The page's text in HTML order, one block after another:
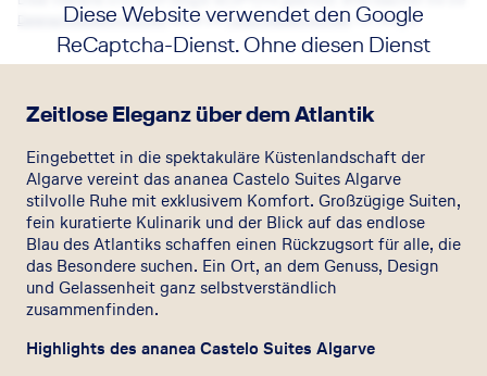
Diese Website verwendet den Google
ReCaptcha-Dienst. Ohne diesen Dienst
Sie auf die Schaltfläche klicken, erklären
Sie sich mit der Nutzung des Dienstes
einverstanden.
Akzeptieren
Datenschutzbestimmungensowie dieNutzungsbedingungen von Google.
Zeitlose Eleganz über dem Atlantik
Eingebettet in die spektakuläre Küstenlandschaft der
Algarve vereint das ananea Castelo Suites Algarve
stilvolle Ruhe mit exklusivem Komfort. Großzügige Suiten,
fein kuratierte Kulinarik und der Blick auf das endlose
Blau des Atlantiks schaffen einen Rückzugsort für alle, die
das Besondere suchen. Ein Ort, an dem Genuss, Design
und Gelassenheit ganz selbstverständlich
zusammenfinden.
Highlights des ananea Castelo Suites Algarve